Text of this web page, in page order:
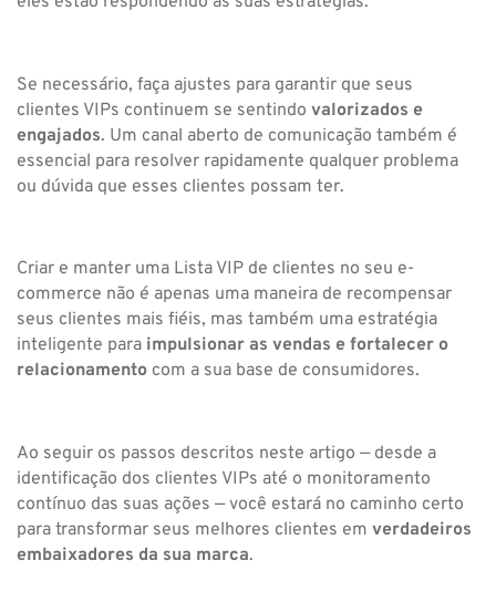
Se necessário, faça ajustes para garantir que seus
clientes VIPs continuem se sentindo valorizados e
engajados. Um canal aberto de comunicação também é
essencial para resolver rapidamente qualquer problema
ou dúvida que esses clientes possam ter.
Criar e manter uma Lista VIP de clientes no seu e-
commerce não é apenas uma maneira de recompensar
seus clientes mais fiéis, mas também uma estratégia
inteligente para impulsionar as vendas e fortalecer o
relacionamento com a sua base de consumidores.
Ao seguir os passos descritos neste artigo — desde a
identificação dos clientes VIPs até o monitoramento
contínuo das suas ações — você estará no caminho certo
para transformar seus melhores clientes em verdadeiros
embaixadores da sua marca.